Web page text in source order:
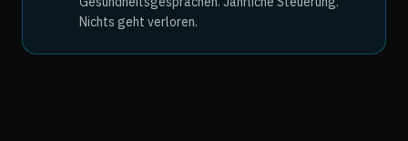
Nichts geht verloren.